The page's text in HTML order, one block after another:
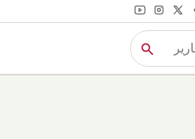
search